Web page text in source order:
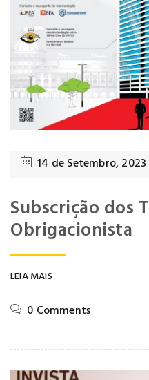
14 de Setembro, 2023
Subscrição dos
Obrigacionista
LEIA MAIS
0 Comments